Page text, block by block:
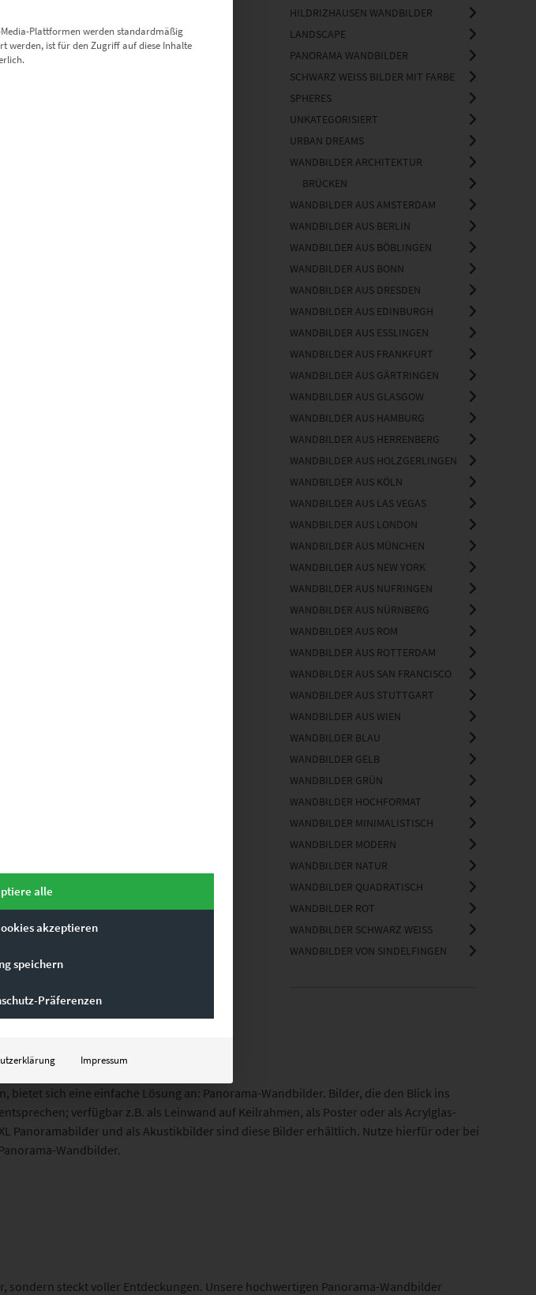
HILDRIZHAUSEN WANDBILDER
LANDSCAPE
PANORAMA WANDBILDER
SCHWARZ WEISS BILDER MIT FARBE
SPHERES
UNKATEGORISIERT
URBAN DREAMS
WANDBILDER ARCHITEKTUR
BRÜCKEN
WANDBILDER AUS AMSTERDAM
WANDBILDER AUS BERLIN
WANDBILDER AUS BÖBLINGEN
WANDBILDER AUS BONN
WANDBILDER AUS DRESDEN
WANDBILDER AUS EDINBURGH
WANDBILDER AUS ESSLINGEN
WANDBILDER AUS FRANKFURT
WANDBILDER AUS GÄRTRINGEN
WANDBILDER AUS GLASGOW
WANDBILDER AUS HAMBURG
WANDBILDER AUS HERRENBERG
WANDBILDER AUS HOLZGERLINGEN
WANDBILDER AUS KÖLN
WANDBILDER AUS LAS VEGAS
WANDBILDER AUS LONDON
WANDBILDER AUS MÜNCHEN
WANDBILDER AUS NEW YORK
WANDBILDER AUS NUFRINGEN
WANDBILDER AUS NÜRNBERG
WANDBILDER AUS ROM
WANDBILDER AUS ROTTERDAM
WANDBILDER AUS SAN FRANCISCO
WANDBILDER AUS STUTTGART
WANDBILDER AUS WIEN
WANDBILDER BLAU
WANDBILDER GELB
WANDBILDER GRÜN
WANDBILDER HOCHFORMAT
WANDBILDER MINIMALISTISCH
WANDBILDER MODERN
WANDBILDER NATUR
WANDBILDER QUADRATISCH
WANDBILDER ROT
WANDBILDER SCHWARZ WEISS
WANDBILDER VON SINDELFINGEN
sich eine einfache Lösung an: Panorama-Wandbilder. Bilder, die den Blick ins
verfügbar z.B. als Leinwand auf Keilrahmen, als Poster oder als Acrylglas-
Panoramabilder und als Akustikbilder sind diese Bilder erhältlich. Nutze hierfür oder bei
Wandbilder.
sondern steckt voller Entdeckungen. Unsere hochwertigen Panorama-Wandbilder
Plattformen werden standardmäßig
werden, ist für den Zugriff auf diese Inhalte
alle
akzeptieren
speichern
Präferenzen
Impressum